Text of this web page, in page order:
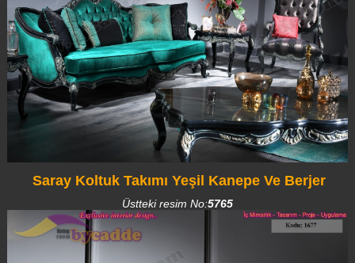
Saray Koltuk Takımı Yeşil Kanepe Ve Berjer
Üstteki resim No:5765